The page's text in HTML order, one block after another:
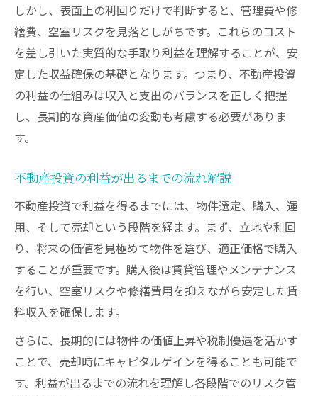
不動産投資 利益が出るまでの壁と対策
不動産投資やめとけと結論される理由解説
安定収入を得る不動産投資の正しい進め方
不動産投資で安定収入を得る進め方の基礎
不動産投資の利益仕組みと安定化のポイン
不動産投資 利回り最低ラインを意識した選
定
サラリーマン不動産投資の安定収入戦略
利益が出るまでの不動産投資プロセスを検証
不動産投資利益が出るまでのステップ解説
不動産投資の利益構造をプロセスで検証
不動産投資で利益を出すための計画作成法
不動産投資仕組み図解で見るプロセス整理
しかし、表面上の利回りだけで判断すると、管理費や修
繕費、空室リスクを見落としがちです。これらのコスト
を差し引いた実質的な手取り利益を理解することが、安
定した収益確保の基礎となります。つまり、不動産投資
の利益の仕組みは収入と支出のバランスを正しく把握
し、長期的な資産価値の変動も考慮する必要がありま
す。
不動産投資の利益が出るまでの流れ解説
不動産投資で利益を得るまでには、物件選定、購入、運
用、そして売却という段階を経ます。まず、立地や利回
り、将来の価値を見極めて物件を選び、適正価格で購入
することが重要です。購入後は賃貸管理やメンテナンス
を行い、空室リスクや修繕費用を抑えながら安定した賃
料収入を確保します。
さらに、長期的には物件の価値上昇や税制優遇を活かす
ことで、売却時にキャピタルゲインを得ることも可能で
す。利益が出るまでの流れを理解し各段階でのリスク管